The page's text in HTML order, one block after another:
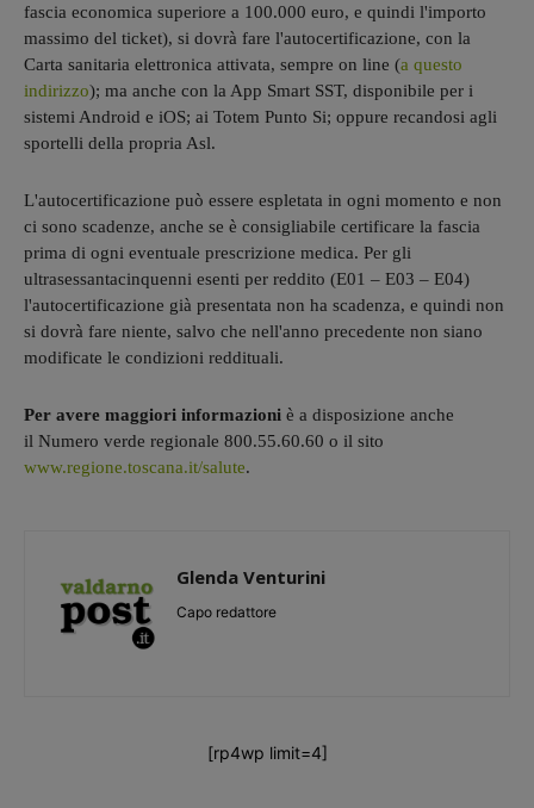
fascia economica superiore a 100.000 euro, e quindi l'importo
massimo del ticket), si dovrà fare l'autocertificazione, con la
Carta sanitaria elettronica attivata, sempre on line (a questo
indirizzo); ma anche con la App Smart SST, disponibile per i
sistemi Android e iOS; ai Totem Punto Si; oppure recandosi agli
sportelli della propria Asl.
L'autocertificazione può essere espletata in ogni momento e non
ci sono scadenze, anche se è consigliabile certificare la fascia
prima di ogni eventuale prescrizione medica. Per gli
ultrasessantacinquenni esenti per reddito (E01 – E03 – E04)
l'autocertificazione già presentata non ha scadenza, e quindi non
si dovrà fare niente, salvo che nell'anno precedente non siano
modificate le condizioni reddituali.
Per avere maggiori informazioni è a disposizione anche
il Numero verde regionale 800.55.60.60 o il sito
www.regione.toscana.it/salute.
Glenda Venturini
Capo redattore
[rp4wp limit=4]